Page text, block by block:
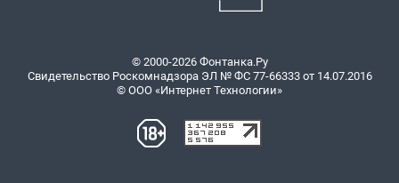
© 2000-2026 Фонтанка.Ру
Свидетельство Роскомнадзора ЭЛ № ФС 77-66333 от 14.07.2016
© ООО «Интернет Технологии»